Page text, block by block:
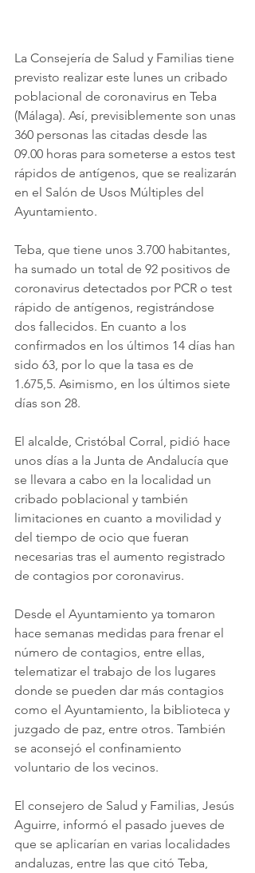
La Consejería de Salud y Familias tiene
previsto realizar este lunes un cribado
poblacional de coronavirus en Teba
(Málaga). Así, previsiblemente son unas
360 personas las citadas desde las
09.00 horas para someterse a estos test
rápidos de antígenos, que se realizarán
en el Salón de Usos Múltiples del
Ayuntamiento.
Teba, que tiene unos 3.700 habitantes,
ha sumado un total de 92 positivos de
coronavirus detectados por PCR o test
rápido de antígenos, registrándose
dos fallecidos. En cuanto a los
confirmados en los últimos 14 días han
sido 63, por lo que la tasa es de
1.675,5. Asimismo, en los últimos siete
días son 28.
El alcalde, Cristóbal Corral, pidió hace
unos días a la Junta de Andalucía que
se llevara a cabo en la localidad un
cribado poblacional y también
limitaciones en cuanto a movilidad y
del tiempo de ocio que fueran
necesarias tras el aumento registrado
de contagios por coronavirus.
Desde el Ayuntamiento ya tomaron
hace semanas medidas para frenar el
número de contagios, entre ellas,
telematizar el trabajo de los lugares
donde se pueden dar más contagios
como el Ayuntamiento, la biblioteca y
juzgado de paz, entre otros. También
se aconsejó el confinamiento
voluntario de los vecinos.
El consejero de Salud y Familias, Jesús
Aguirre, informó el pasado jueves de
que se aplicarían en varias localidades
andaluzas, entre las que citó Teba,